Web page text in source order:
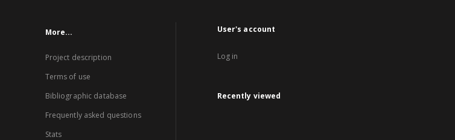
More...
Project description
Terms of use
Bibliographic database
Frequently asked questions
Stats
User's account
Log in
Recently viewed